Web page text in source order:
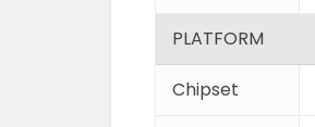
PLATFORM
Chipset